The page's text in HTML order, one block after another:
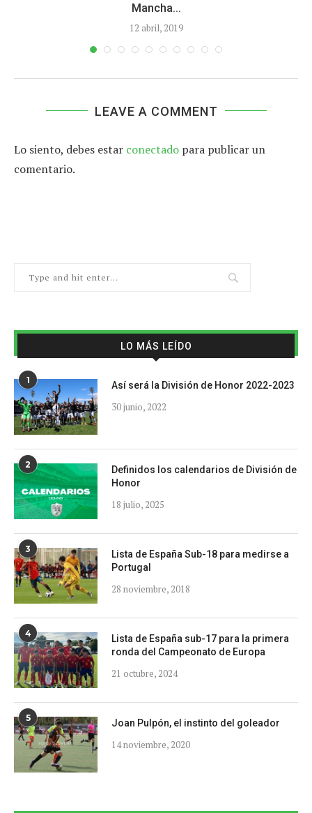
Mancha...
12 abril, 2019
LEAVE A COMMENT
Lo siento, debes estar conectado para publicar un
comentario.
LO MÁS LEÍDO
1 Así será la División de Honor 2022-2023
30 junio, 2022
2
Definidos los calendarios de División de
Honor
18 julio, 2025
3
Lista de España Sub-18 para medirse a
Portugal
28 noviembre, 2018
4
Lista de España sub-17 para la primera
ronda del Campeonato de Europa
21 octubre, 2024
5 Joan Pulpón, el instinto del goleador
14 noviembre, 2020